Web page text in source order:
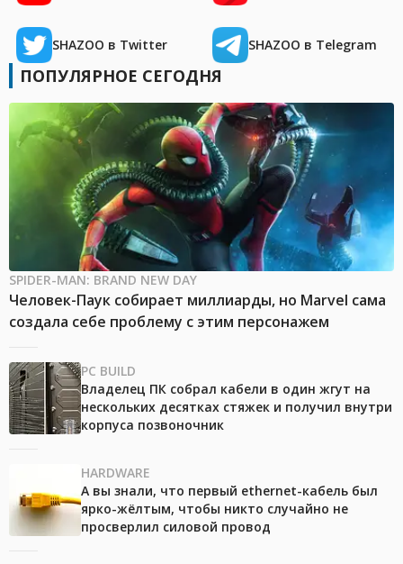
SHAZOO в Twitter SHAZOO в Telegram
ПОПУЛЯРНОЕ СЕГОДНЯ
SPIDER-MAN: BRAND NEW DAY
Человек-Паук собирает миллиарды, но Marvel сама
создала себе проблему с этим персонажем
PC BUILD
Владелец ПК собрал кабели в один жгут на
нескольких десятках стяжек и получил внутри
корпуса позвоночник
HARDWARE
А вы знали, что первый ethernet-кабель был
ярко-жёлтым, чтобы никто случайно не
просверлил силовой провод